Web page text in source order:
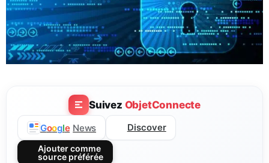
Suivez ObjetConnecte
Google News Discover
Ajouter comme
source préférée